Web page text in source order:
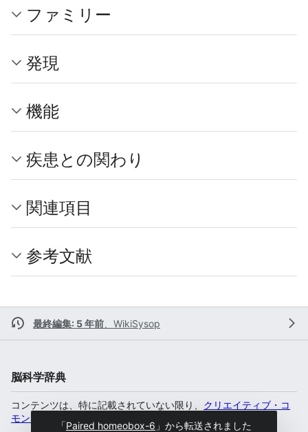
ファミリー
発現
機能
疾患との関わり
関連項目
参考文献
最終編集: 5 年前 WikiSysop
脳科学辞典
コンテンツは、特に記載されていない限り、 クリエイティブ・コ
モンズ 表示-非営利-継承 4.0 国際
「Paired homeobox-6 」から転送されました